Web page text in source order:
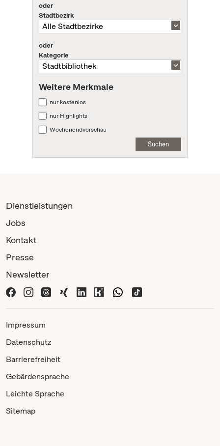
oder
Stadtbezirk
oder
Kategorie
Weitere Merkmale
nur kostenlos
nur Highlights
Wochenendvorschau
Suchen
Dienstleistungen
Jobs
Kontakt
Presse
Newsletter
Impressum
Datenschutz
Barrierefreiheit
Gebärdensprache
Leichte Sprache
Sitemap